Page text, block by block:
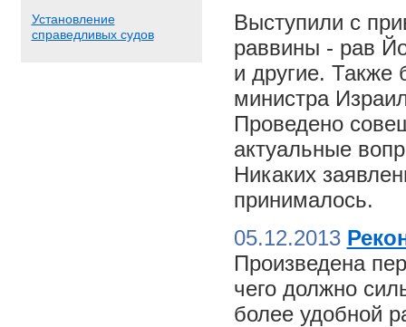
Установление
справедливых судов
Выступили с
раввины - рав
и другие. Также
министра
Проведено
актуальные
Никаких
принималось.
05.12.2013
Произведена
чего должно
более удобной